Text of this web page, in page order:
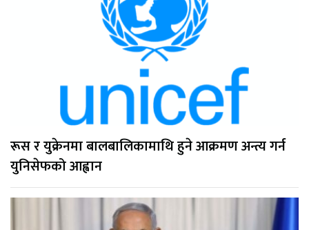
रूस र युक्रेनमा बालबालिकामाथि हुने आक्रमण अन्त्य गर्न
युनिसेफको आह्वान